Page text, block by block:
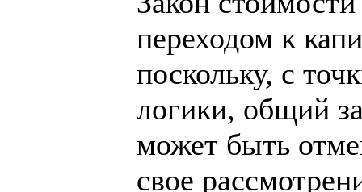
переходом к
поскольку, с
логики, общий
может быть
свое